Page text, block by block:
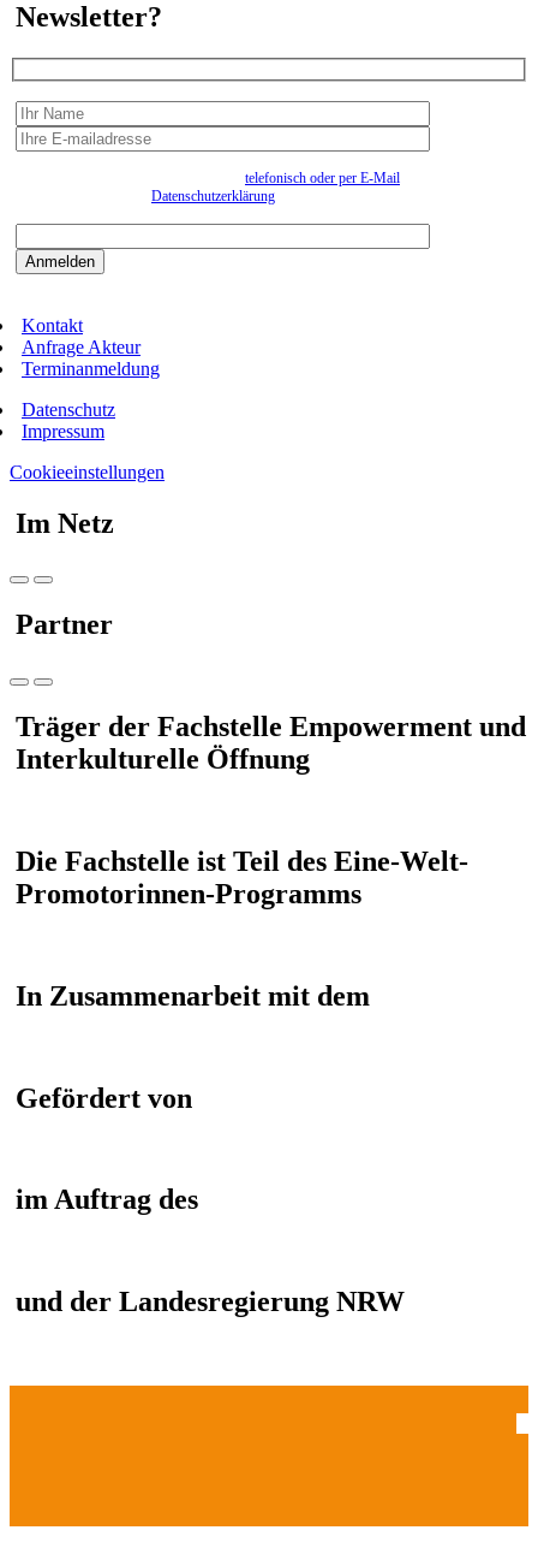
Newsletter?
telefonisch oder per E-Mail
Datenschutzerklärung
Kontakt
Anfrage Akteur
Terminanmeldung
Datenschutz
Impressum
Cookieeinstellungen
Im Netz
Partner
Träger der Fachstelle Empowerment und
Interkulturelle Öffnung
Die Fachstelle ist Teil des Eine-Welt-
Promotorinnen-Programms
In Zusammenarbeit mit dem
Gefördert von
im Auftrag des
und der Landesregierung NRW